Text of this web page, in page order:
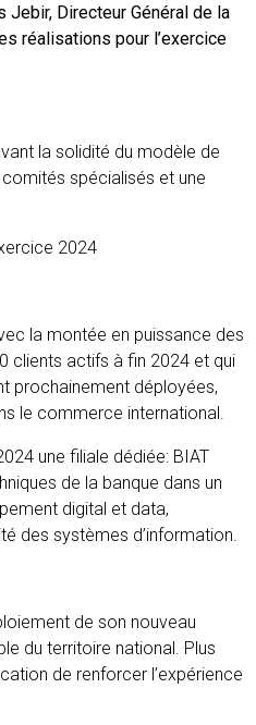
Directeur Général de la
réalisations pour l’exercice
la solidité du modèle de
spécialisés et une
2024
la montée en puissance des
clients actifs à fin 2024 et qui
prochainement déployées,
le commerce international.
une filiale dédiée: BIAT
de la banque dans un
digital et data,
des systèmes d’information.
de son nouveau
du territoire national. Plus
de renforcer l’expérience